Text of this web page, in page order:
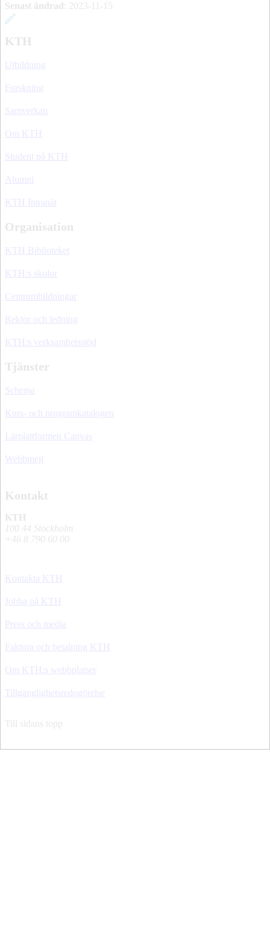
Senast ändrad 2023-11-15
KTH
Utbildning
Forskning
Samverkan
Om KTH
Student på KTH
Alumni
KTH Intranät
Organisation
KTH Biblioteket
KTH:s skolor
Centrumbildningar
Rektor och ledning
KTH:s verksamhetsstöd
Tjänster
Schema
Kurs- och programkatalogen
Lärplattformen Canvas
Webbmejl
Kontakt
KTH
100 44 Stockholm
+46 8 790 60 00
Kontakta KTH
Jobba på KTH
Press och media
Faktura och betalning KTH
Om KTH:s webbplatser
Tillgänglighetsredogörelse
Till sidans topp